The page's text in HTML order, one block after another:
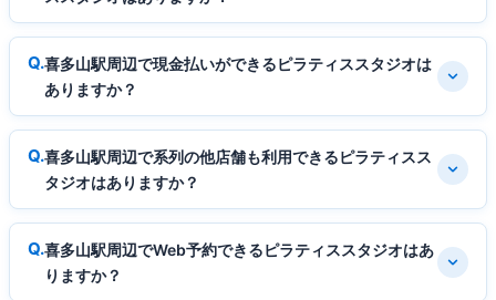
喜多山駅周辺で現金払いができるピラティススタジオは
ありますか？
喜多山駅周辺で系列の他店舗も利用できるピラティスス
タジオはありますか？
喜多山駅周辺でWeb予約できるピラティススタジオはあ
りますか？